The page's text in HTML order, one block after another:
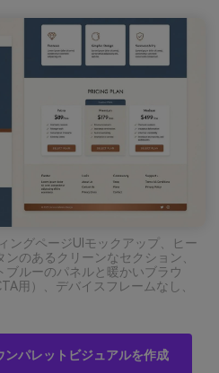
ングページUIモックアップ、ヒー
のあるクリーンなセクション、
ルーのパネルと暖かいブラウ
用）、デバイスフレームなし、
パレットビジュアルを作成